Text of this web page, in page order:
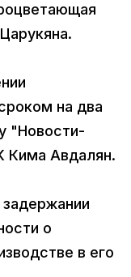
на два
"Новости-
Кима Авдалян.
о
в его